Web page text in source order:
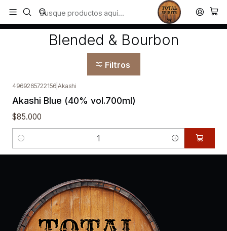
Todos los productos estan en stock. Despachamos a todo Chile.
Inicio Blended & Bourbon
Blended & Bourbon
Filtros
4969265722156 Akashi
Akashi Blue (40% vol.700ml)
$85.000
Cantidad